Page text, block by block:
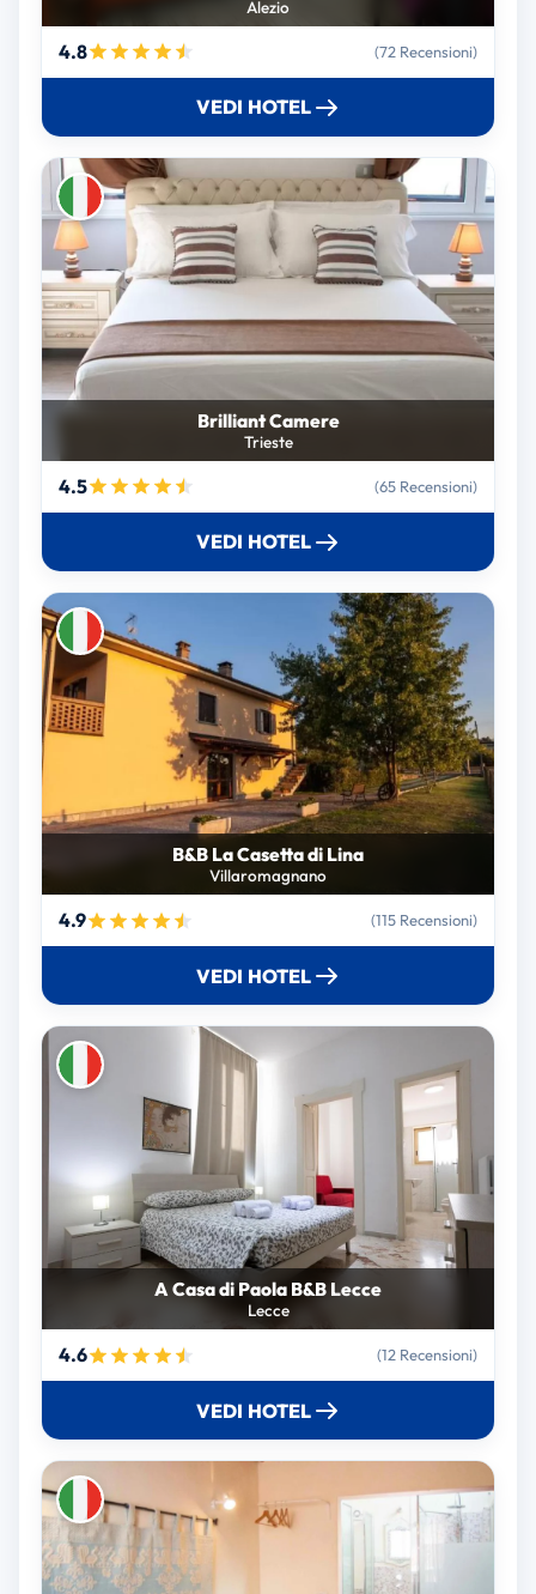
Alezio
4.8 (72 Recensioni)
VEDI HOTEL
Brilliant Camere
Trieste
4.5 (65 Recensioni)
VEDI HOTEL
B&B La Casetta di Lina
Villaromagnano
4.9 (115 Recensioni)
VEDI HOTEL
A Casa di Paola B&B Lecce
Lecce
4.6 (12 Recensioni)
VEDI HOTEL